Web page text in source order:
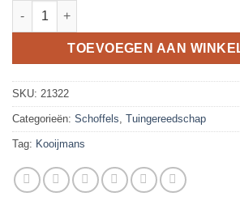
Schoffelhilt flesmodel voor schoffelsteel
TOEVOEGEN AAN
SKU: 21322
Categorieën: Schoffels Tuingereedschap
Tag: Kooijmans